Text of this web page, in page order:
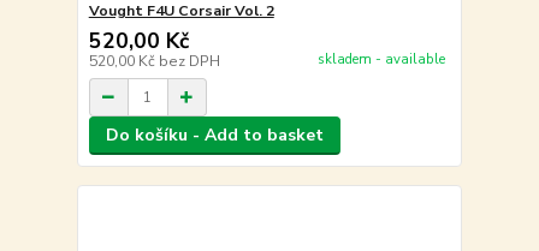
Vought F4U Corsair Vol. 2
520,00 Kč
520,00 Kč bez DPH skladem - available
Do košíku - Add to basket